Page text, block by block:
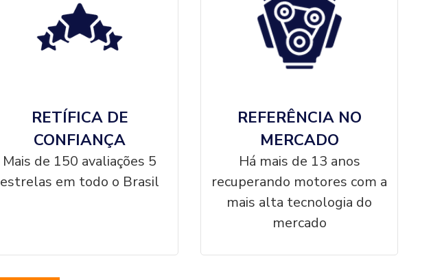
RETÍFICA DE
CONFIANÇA
Mais de 150 avaliações 5
estrelas em todo o Brasil
REFERÊNCIA NO
MERCADO
Há mais de 13 anos
recuperando motores com a
mais alta tecnologia do
mercado